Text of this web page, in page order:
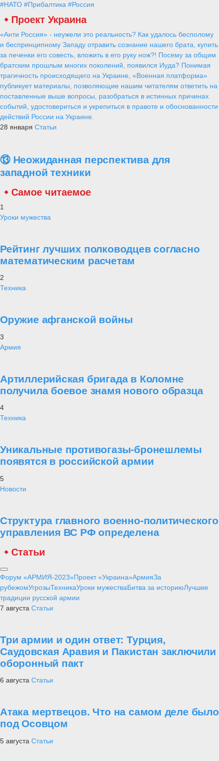
#НАТО #Прибалтика #Россия
Проект Украина
«Анти Россия» - неужели это реальность? Как удалось бесполому
и беспринципному Западу отравить сознание нашего брата, купить
за печенки его совесть, вложить в его руку нож?! Посему за общим
братским прошлым многих поколений, появился Иуда? Понимая
трагичность происходящего на Украине, «Военная платформа»
публикует материалы, позволяющие нашим читателям ответить на
поставленные выше вопросы, разобраться в истинных причинах
событий, удостовериться и укрепиться в правоте и обоснованности
действий России на Украине.
28 января Статьи
⑬ Неожиданная перспектива для
западной техники
Самое читаемое
1
Уроки мужества
Рейтинг лучших полководцев согласно
математическим расчетам
2
Техника
Оружие афганской войны
3
Армия
Артиллерийская бригада в Коломне
получила боевое знамя нового образца
4
Техника
Уникальные противогазы-бронешлемы
появятся в российской армии
5
Новости
Структура главного военно-политического
управления ВС РФ определена
Статьи
Форум «АРМИЯ-2023»Проект «Украина»АрмияЗа
рубежомУгрозыТехникаУроки мужестваБитва за историюЛучшие
традиции русской армии
7 августа Статьи
Три армии и один ответ: Турция,
Саудовская Аравия и Пакистан заключили
оборонный пакт
6 августа Статьи
Атака мертвецов. Что на самом деле было
под Осовцом
5 августа Статьи